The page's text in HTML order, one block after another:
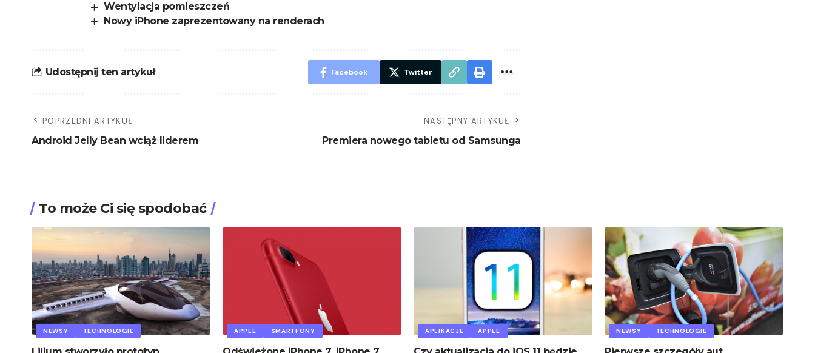
Wentylacja pomieszczeń
Nowy iPhone zaprezentowany na renderach
Udostępnij ten artykuł Facebook Twitter
POPRZEDNI ARTYKUŁ
Android Jelly Bean wciąż liderem
NASTĘPNY ARTYKUŁ
Premiera nowego tabletu od Samsunga
To może Ci się spodobać
NEWSY TECHNOLOGIE APPLE SMARTFONY APLIKACJE APPLE NEWSY TECHNOLOGIE